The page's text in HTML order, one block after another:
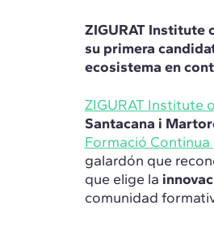
ZIGURAT Institute
su primera
ecosistema en
ZIGURAT Institute
Santacana i
Formació
galardón que
que elige la
comunidad